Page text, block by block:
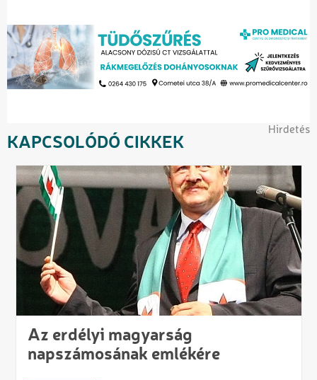
Hirdetés
KAPCSOLÓDÓ CIKKEK
Az erdélyi magyarság
napszámosának emlékére